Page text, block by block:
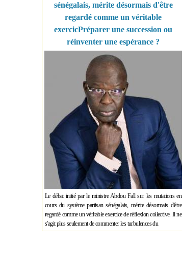
sénégalais, mérite désormais d'être
regardé comme un véritable
exercicPréparer une succession ou
réinventer une espérance ?
Le débat initié par le ministre Abdou Fall sur les mutations en
cours du système partisan sénégalais, mérite désormais d'être
regardé comme un véritable exercice de réflexion collective. Il ne
s'agit plus seulement de commenter les turbulences du